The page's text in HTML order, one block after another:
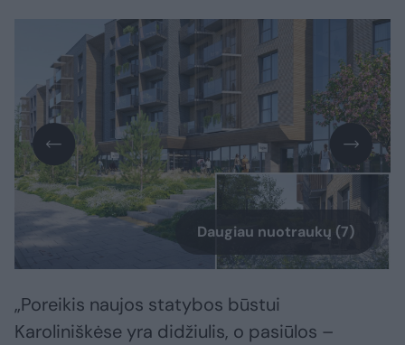
Daugiau nuotraukų (7)
„Poreikis naujos statybos būstui
Karoliniškėse yra didžiulis, o pasiūlos –